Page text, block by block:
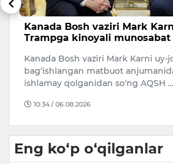
Kanada Bosh vaziri Mark
Trampga kinoyali
Kanada Bosh vaziri Mark Karni uy-
bag‘ishlangan matbuot
ishlamay qolganidan so‘ng AQSH …
10:34 / 06.08.2026
Eng ko‘p o‘qilganlar